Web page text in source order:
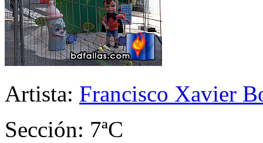
Artista: Francisco Xavier
Sección: 7ªC